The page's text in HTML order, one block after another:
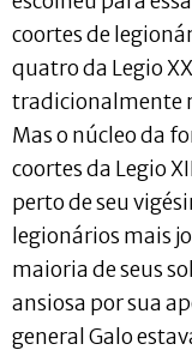
coortes de
quatro da Legio
tradicionalmente
Mas o núcleo da
coortes da Legio
perto de seu
legionários mais
maioria de seus
ansiosa por sua
general Galo